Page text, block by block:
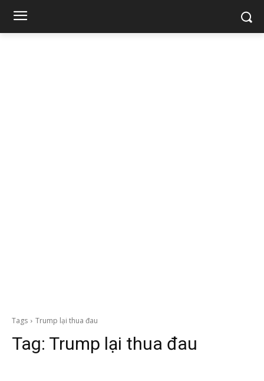
Tags Trump lại thua đau
Tag: Trump lại thua đau